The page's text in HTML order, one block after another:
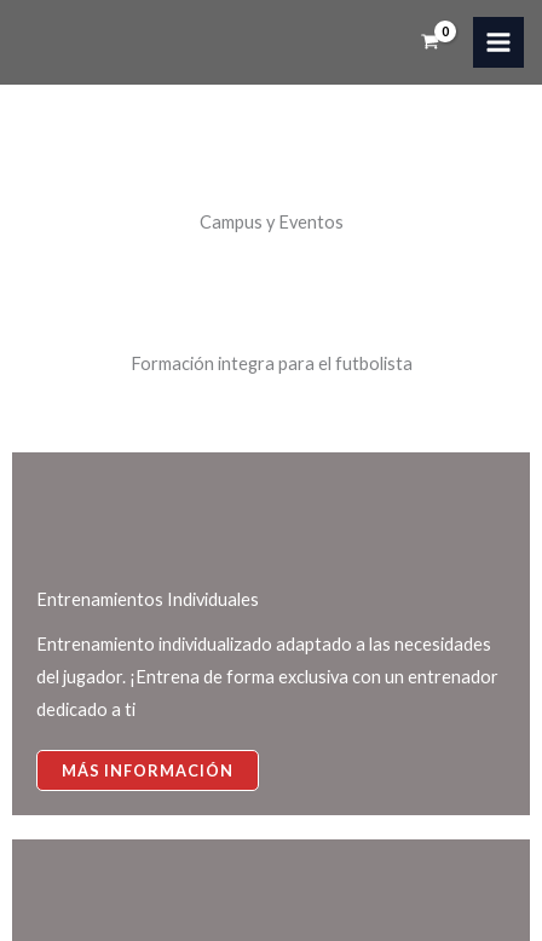
contenido
Campus y Eventos
Formación integra para el futbolista
Entrenamientos Individuales
Entrenamiento individualizado adaptado a las necesidades
del jugador. ¡Entrena de forma exclusiva con un entrenador
dedicado a ti
MÁS INFORMACIÓN